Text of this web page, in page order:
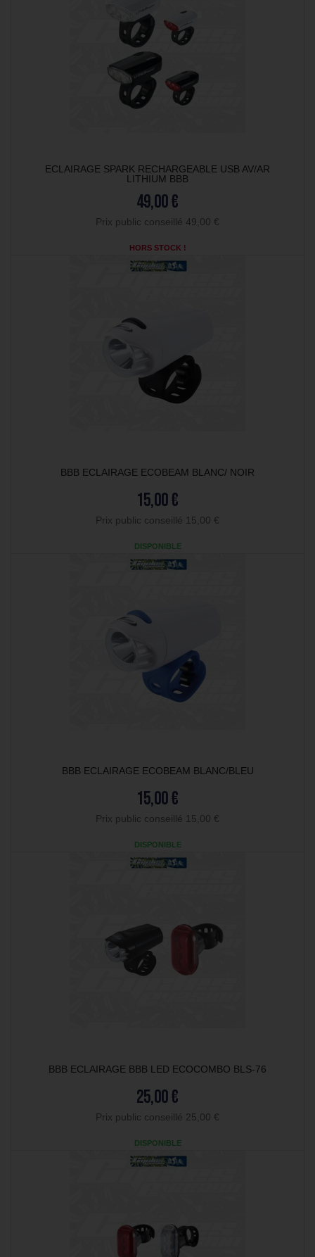
ECLAIRAGE SPARK RECHARGEABLE USB AV/AR
LITHIUM BBB
49,00 €
Prix public conseillé 49,00 €
HORS STOCK !
BBB ECLAIRAGE ECOBEAM BLANC/ NOIR
15,00 €
Prix public conseillé 15,00 €
DISPONIBLE
BBB ECLAIRAGE ECOBEAM BLANC/BLEU
15,00 €
Prix public conseillé 15,00 €
DISPONIBLE
BBB ECLAIRAGE BBB LED ECOCOMBO BLS-76
25,00 €
Prix public conseillé 25,00 €
DISPONIBLE